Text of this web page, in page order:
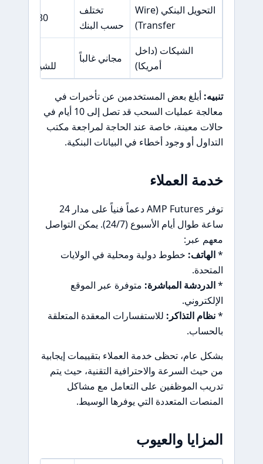
التحويل البنكي (Wire
Transfer)
تختلف
حسب البنك
30 دولار أمريكي
الشيكات (داخل
أمريكا)
مجاني غالباً
للشيكات
تنبيه: أبلغ بعض المستخدمين عن تأخيرات في
معالجة عمليات السحب قد تصل إلى 10 أيام في
حالات معينة، خاصة عند الحاجة لمراجعة مكتب
التداول أو وجود أخطاء في البيانات البنكية.
خدمة العملاء
توفر AMP Futures دعماً فنياً على مدار 24
ساعة طوال أيام الأسبوع (24/7). يمكن التواصل
معهم عبر:
*الهاتف: خطوط دولية ومحلية في الولايات
المتحدة.
*الدردشة المباشرة: متوفرة عبر الموقع
الإلكتروني.
*نظام التذاكر: للاستفسارات المعقدة المتعلقة
بالحساب.
بشكل عام، تحظى خدمة العملاء بتقييمات إيجابية
من حيث السرعة والاحترافية التقنية، حيث يتم
تدريب الموظفين على التعامل مع مشاكل
المنصات المتعددة التي يوفرها الوسيط.
المزايا والعيوب